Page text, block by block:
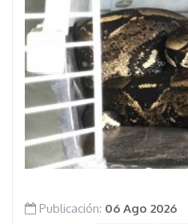
Publicación: 06 Ago 2026